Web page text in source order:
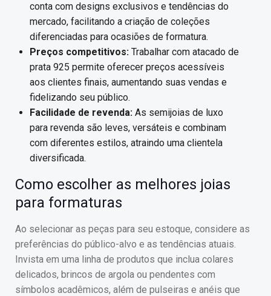
conta com designs exclusivos e tendências do
mercado, facilitando a criação de coleções
diferenciadas para ocasiões de formatura.
Preços competitivos: Trabalhar com atacado de
prata 925 permite oferecer preços acessíveis
aos clientes finais, aumentando suas vendas e
fidelizando seu público.
Facilidade de revenda: As semijoias de luxo
para revenda são leves, versáteis e combinam
com diferentes estilos, atraindo uma clientela
diversificada.
Como escolher as melhores joias
para formaturas
Ao selecionar as peças para seu estoque, considere as
preferências do público-alvo e as tendências atuais.
Invista em uma linha de produtos que inclua colares
delicados, brincos de argola ou pendentes com
símbolos acadêmicos, além de pulseiras e anéis que